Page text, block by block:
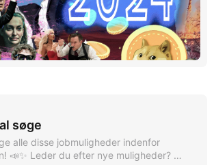
søge
alle disse jobmuligheder indenfor
📣✨ Leder du efter nye muligheder? 🔎